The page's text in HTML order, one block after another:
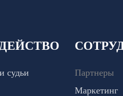
судьи
Партнеры
Маркетинг